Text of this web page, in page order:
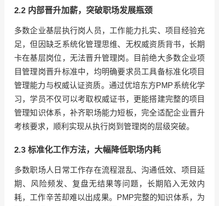
2.2 内部晋升加薪，突破职场发展瓶颈
多数企业基层执行岗人员，工作能力扎实、项目经验充
足，但因缺乏系统化管理思维、无权威资质背书，长期
卡在基层岗位，无法晋升管理岗。目前绝大多数企业项
目管理岗晋升标准中，均明确要求员工具备标准化项目
管理能力与权威认证资质。通过优培东方PMP系统化学
习，学员不仅可以考取权威证书，更能搭建完整的项目
管理知识体系，补齐职场能力短板，完全适配企业晋升
考核要求，顺利实现从执行岗到管理岗的层级突破。
2.3 标准化工作方法，大幅降低职场内耗
多数职场人日常工作存在流程混乱、沟通低效、项目延
期、风险频发、复盘无结果等问题，长期陷入无效内
耗，工作辛苦却难以出成果。PMP完整的知识体系，为